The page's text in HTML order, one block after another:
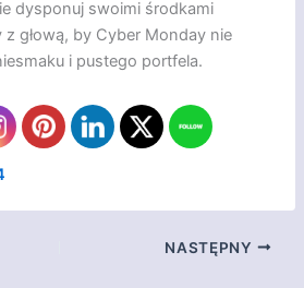
dysponuj swoimi środkami
głową, by Cyber Monday nie
i pustego portfela.
NASTĘPNY